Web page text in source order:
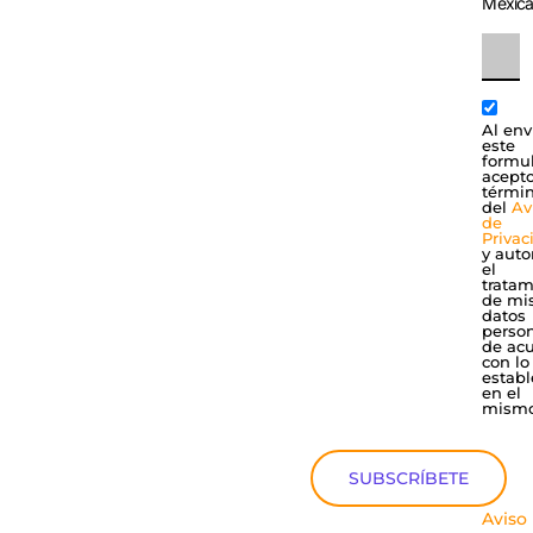
Al
este
del
de
y
el
de
datos
de
con lo
en el
SUBSCRÍBETE
Aviso